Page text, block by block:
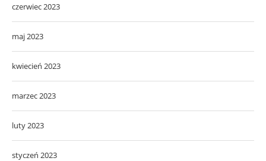
czerwiec 2023
maj 2023
kwiecień 2023
marzec 2023
luty 2023
styczeń 2023